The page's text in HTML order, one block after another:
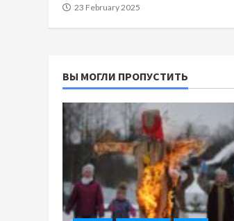
23 February 2025
ВЫ МОГЛИ ПРОПУСТИТЬ